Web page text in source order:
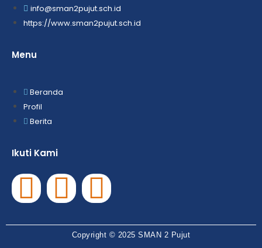
info@sman2pujut.sch.id
https://www.sman2pujut.sch.id
Menu
Beranda
Profil
Berita
Ikuti Kami
Copyright © 2025 SMAN 2 Pujut